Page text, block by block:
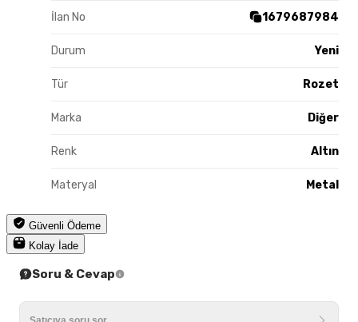
İlan No 1679687984
Durum Yeni
Tür Rozet
Marka Diğer
Renk Altın
Materyal Metal
Güvenli Ödeme
Kolay İade
Soru & Cevap